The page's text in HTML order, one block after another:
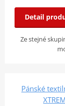
Detail
Ze stejné
Pánské